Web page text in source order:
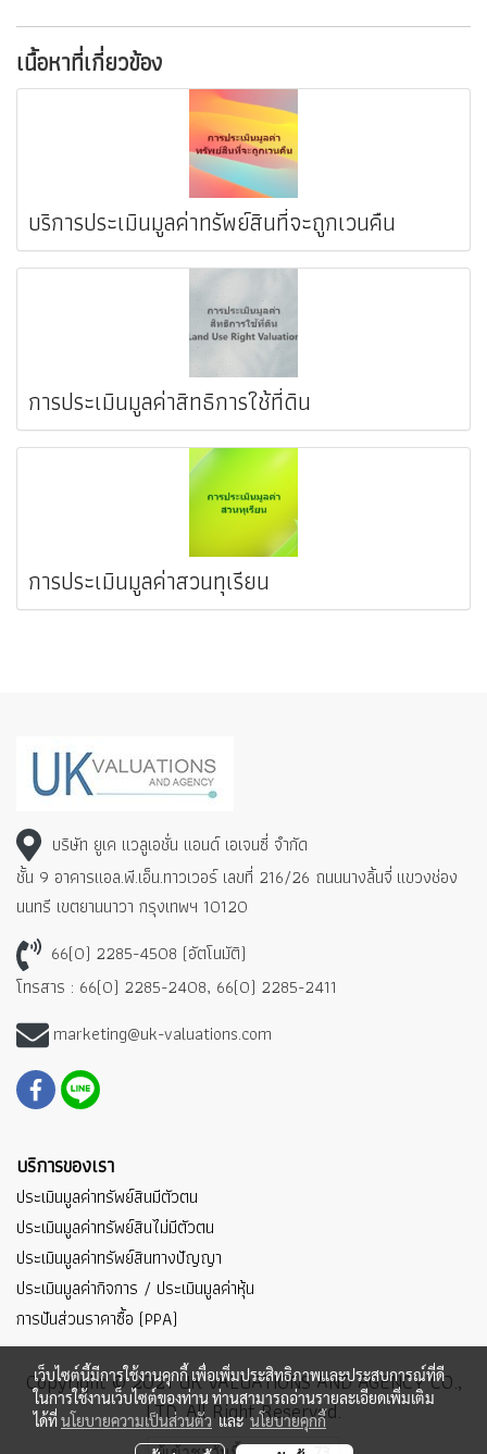
เนื้อหาที่เกี่ยวข้อง
บริการประเมินมูลค่าทรัพย์สินที่จะถูกเวนคืน
การประเมินมูลค่าสิทธิการใช้ที่ดิน
การประเมินมูลค่าสวนทุเรียน
บริษัท ยูเค แวลูเอชั่น แอนด์ เอเจนซี่ จำกัด
ชั้น 9 อาคารแอล.พี.เอ็น.ทาวเวอร์ เลขที่ 216/26 ถนนนางลิ้นจี่ แขวงช่อง
นนทรี เขตยานนาวา กรุงเทพฯ 10120
66(0) 2285-4508 (อัตโนมัติ)
โทรสาร : 66(0) 2285-2408, 66(0) 2285-2411
marketing@uk-valuations.com
บริการของเรา
ประเมินมูลค่าทรัพย์สินมีตัวตน
ประเมินมูลค่าทรัพย์สินไม่มีตัวตน
ประเมินมูลค่าทรัพย์สินทางปัญญา
ประเมินมูลค่ากิจการ / ประเมินมูลค่าหุ้น
การปันส่วนราคาซื้อ (PPA)
Copyright © 2021 UK VALUATIONS AND AGENCY CO.,
LTD. All Right Reserved.
เว็บไซต์นี้มีการใช้งานคุกกี้ เพื่อเพิ่มประสิทธิภาพและประสบการณ์ที่ดี
ในการใช้งานเว็บไซต์ของท่าน ท่านสามารถอ่านรายละเอียดเพิ่มเติม
ได้ที่นโยบายความเป็นส่วนตัวและนโยบายคุกกี้